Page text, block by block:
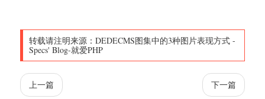
转载请注明来源： DEDECMS图集中的3种图片表现方式 -
Specs' Blog-就爱PHP
上一篇 下一篇